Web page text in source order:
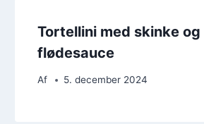
Tortellini med skinke og
flødesauce
Af 5. december 2024